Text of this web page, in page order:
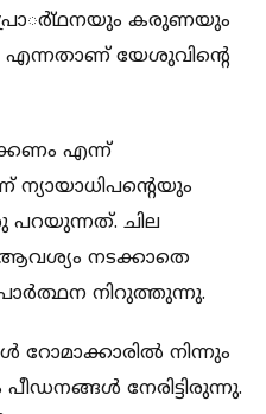
പ്രാര്‍്ഥനയും കരുണയും
യേശുവിന്റെ
എന്ന്
ന്യായാധിപന്റെയും
ചില
നടക്കാതെ
നിറുത്തുന്നു.
നിന്നും
നേരിട്ടിരുന്നു.